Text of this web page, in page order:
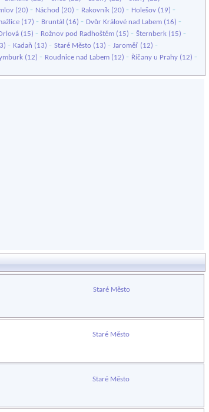
(20) - Náchod (20) - Rakovník (20) - Holešov (19) -
(17) - Bruntál (16) - Dvůr Králové nad Labem (16) -
(15) - Rožnov pod Radhoštěm (15) - Šternberk (15) -
- Kadaň (13) - Staré Město (13) - Jaroměř (12) -
(12) - Roudnice nad Labem (12) - Říčany u Prahy (12) -
Staré Město
Staré Město
Staré Město